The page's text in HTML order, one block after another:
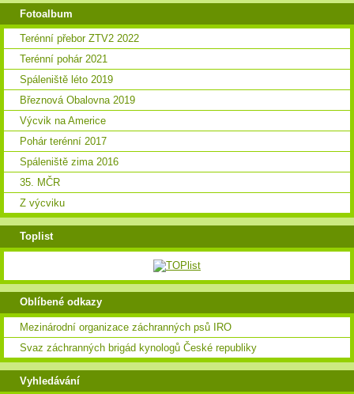
Fotoalbum
Terénní přebor ZTV2 2022
Terénní pohár 2021
Spáleniště léto 2019
Březnová Obalovna 2019
Výcvik na Americe
Pohár terénní 2017
Spáleniště zima 2016
35. MČR
Z výcviku
Toplist
Oblíbené odkazy
Mezinárodní organizace záchranných psů IRO
Svaz záchranných brigád kynologů České republiky
Vyhledávání